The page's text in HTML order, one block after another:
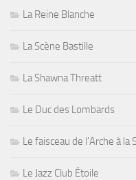
La Reine Blanche
La Scène Bastille
La Shawna Threatt
Le Duc des Lombards
Le faisceau de l'Arche à la
Le Jazz Club Étoile